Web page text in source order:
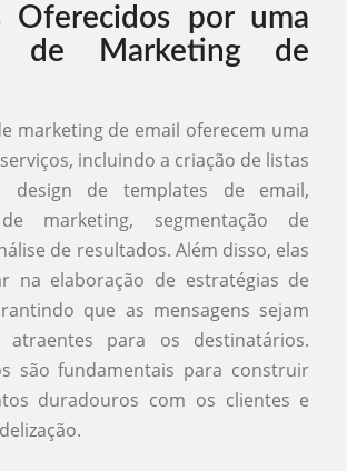
Oferecidos por uma
de Marketing de
marketing de email oferecem uma
incluindo a criação de listas
design de templates de email,
marketing, segmentação de
de resultados. Além disso, elas
na elaboração de estratégias de
que as mensagens sejam
atraentes para os destinatários.
são fundamentais para construir
duradouros com os clientes e